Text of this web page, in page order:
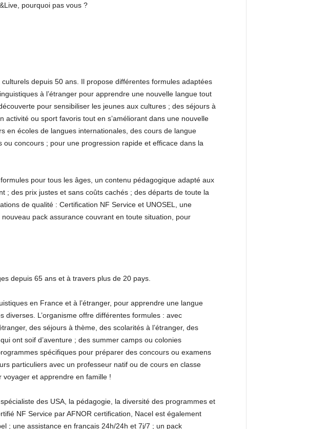
pourquoi pas vous ?
depuis 50 ans. Il propose différentes formules adaptées
à l’étranger pour apprendre une nouvelle langue tout
pour sensibiliser les jeunes aux cultures ; des séjours à
ou sport favoris tout en s’améliorant dans une nouvelle
en écoles de langues internationales, des cours de langue
concours ; pour une progression rapide et efficace dans la
pour tous les âges, un contenu pédagogique adapté aux
; des prix justes et sans coûts cachés ; des départs de toute la
de qualité : Certification NF Service et UNOSEL, une
pack assurance couvrant en toute situation, pour
depuis 65 ans et à travers plus de 20 pays.
en France et à l’étranger, pour apprendre une langue
diverses. L’organisme offre différentes formules : avec
des séjours à thème, des scolarités à l’étranger, des
ont soif d’aventure ; des summer camps ou colonies
spécifiques pour préparer des concours ou examens
particuliers avec un professeur natif ou de cours en classe
et apprendre en famille !
des USA, la pédagogie, la diversité des programmes et
NF Service par AFNOR certification, Nacel est également
; une assistance en français 24h/24h et 7j/7 ; un pack